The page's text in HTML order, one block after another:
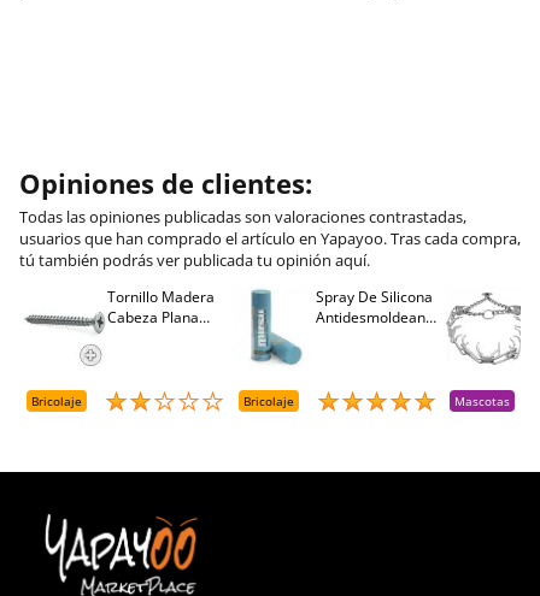
Opiniones de clientes:
Todas las opiniones publicadas son valoraciones contrastadas,
usuarios que han comprado el artículo en Yapayoo. Tras cada compra,
tú también podrás ver publicada tu opinión aquí.
Tornillo Madera
Cabeza Plana
Bricolaje
Spray De Silicona
Antidesmoldeante
Bricolaje Mascotas